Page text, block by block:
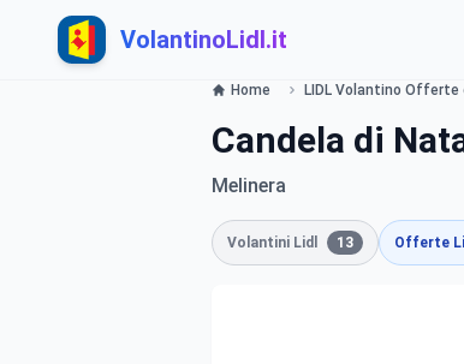
VolantinoLidl.it
Home LIDL Volantino Offerte
Candela di
Melinera
Volantini Lidl 13 Offerte